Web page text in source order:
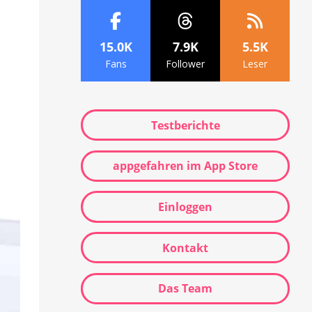
15.0K
Fans
7.9K
Follower
5.5K
Leser
Testberichte
appgefahren im App Store
Einloggen
Kontakt
Das Team